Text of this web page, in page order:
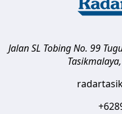
Jalan SL Tobing No. 99
Tasikmalaya,